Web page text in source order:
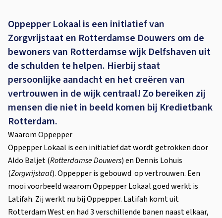
Oppepper Lokaal is een initiatief van
Zorgvrijstaat en Rotterdamse Douwers om de
bewoners van Rotterdamse wijk Delfshaven uit
de schulden te helpen. Hierbij staat
persoonlijke aandacht en het creëren van
vertrouwen in de wijk centraal! Zo bereiken zij
mensen die niet in beeld komen bij Kredietbank
Rotterdam.
Waarom Oppepper
Oppepper Lokaal is een initiatief dat wordt getrokken door
Aldo Baljet (Rotterdamse Douwers) en Dennis Lohuis
(Zorgvrijstaat). Oppepper is gebouwd op vertrouwen. Een
mooi voorbeeld waarom Oppepper Lokaal goed werkt is
Latifah. Zij werkt nu bij Oppepper. Latifah komt uit
Rotterdam West en had 3 verschillende banen naast elkaar,